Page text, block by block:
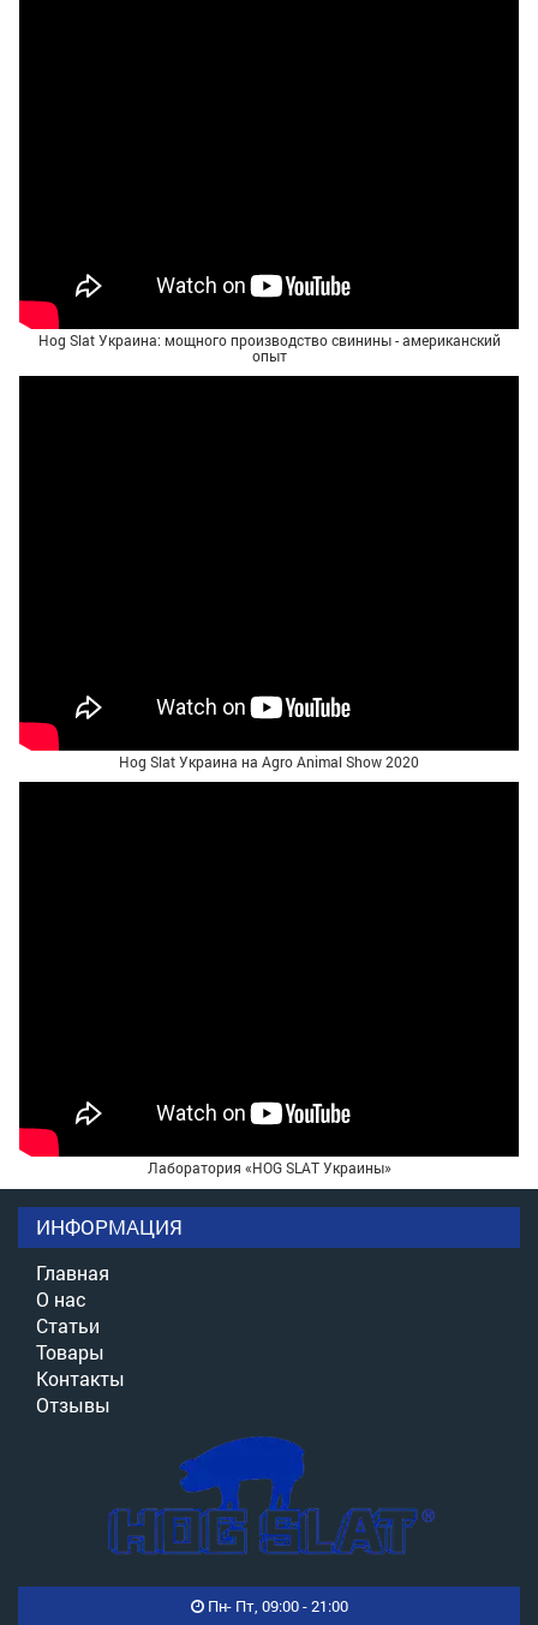
Hog Slat Украина: мощного производство свинины - американский
опыт
Hog Slat Украина на Agro Animal Show 2020
Лаборатория «HOG SLAT Украины»
ИНФОРМАЦИЯ
Главная
О нас
Статьи
Товары
Контакты
Отзывы
Пн- Пт, 09:00 - 21:00